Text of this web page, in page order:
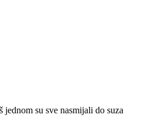
su sve nasmijali do suza